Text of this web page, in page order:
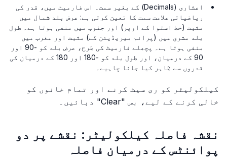
اعشاری (Decimals) کے بغیر سمت۔ اس فارمیٹ میں، قدر کی
ریاضیاتی علامت سمت کا تعین کرتی ہے: عرض بلد شمال میں
مثبت (خط استوا کے اوپر) اور جنوب میں منفی ہوتا ہے۔ طول
بلد مشرق میں (پرائم میریڈیئن کے) مثبت اور مغرب میں
منفی ہوتا ہے۔ پچھلے فارمیٹ کی طرح، عرض بلد کو -90 اور
90 کے درمیان، اور طول بلد کو -180 اور 180 کے درمیان کی
قدروں سے ظاہر کیا جانا چاہیے۔
کیلکولیٹر کو ری سیٹ کرنے اور تمام خانوں کو
خالی کرنے کے لیے، بس "Clear" دبائیں۔
نقشہ فاصلہ کیلکولیٹر: نقشے پر دو
پوائنٹس کے درمیان فاصلہ